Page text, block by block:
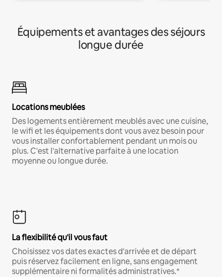
Équipements et avantages des séjours
longue durée
Locations meublées
Des logements entièrement meublés avec une cuisine,
le wifi et les équipements dont vous avez besoin pour
vous installer confortablement pendant un mois ou
plus. C'est l'alternative parfaite à une location
moyenne ou longue durée.
La flexibilité qu'il vous faut
Choisissez vos dates exactes d'arrivée et de départ
puis réservez facilement en ligne, sans engagement
supplémentaire ni formalités administratives.*